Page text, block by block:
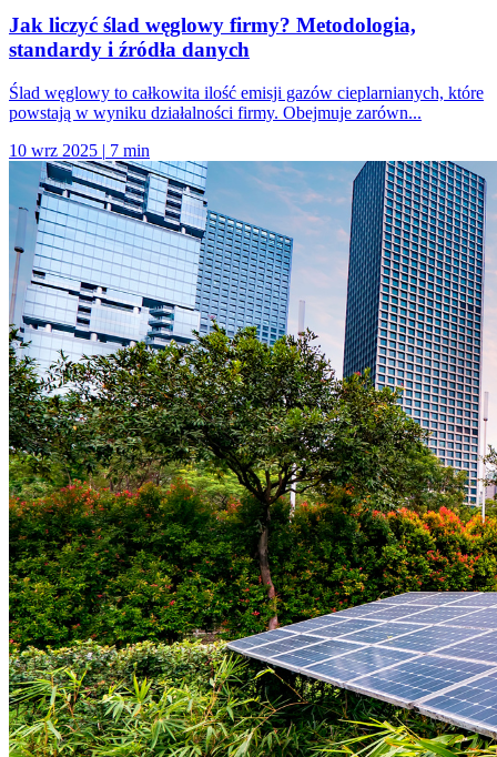
Jak liczyć ślad węglowy firmy? Metodologia,
standardy i źródła danych
Ślad węglowy to całkowita ilość emisji gazów cieplarnianych, które
powstają w wyniku działalności firmy. Obejmuje zarówn...
10 wrz 2025 | 7 min